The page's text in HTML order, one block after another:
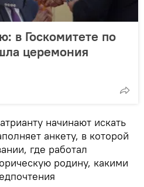
в Госкомитете по
церемония
начинают искать
анкету, в которой
где работал
родину, какими